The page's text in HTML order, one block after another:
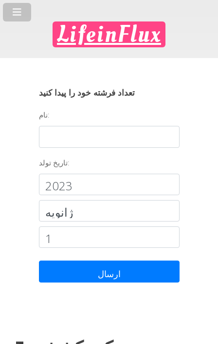
LifeinFlux
تعداد فرشته خود را پیدا کنید
نام:
تاریخ تولد:
ارسال